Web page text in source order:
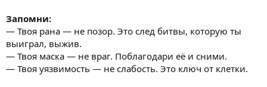
Запомни:
— Твоя рана — не позор. Это след битвы, которую ты
выиграл, выжив.
— Твоя маска — не враг. Поблагодари её и сними.
— Твоя уязвимость — не слабость. Это ключ от клетки.